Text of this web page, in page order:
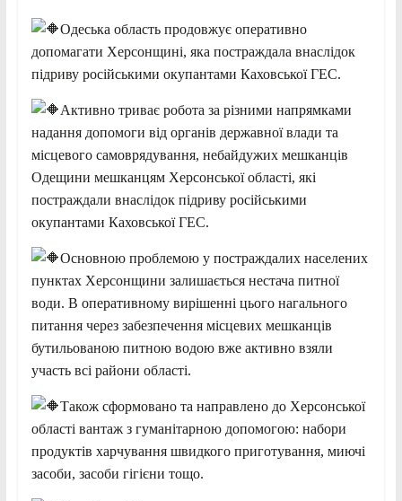
Одеська область продовжує оперативно
допомагати Херсонщині, яка постраждала внаслідок
підриву російськими окупантами КаховськоїГЕС.
Активно триває робота за різними напрямками
надання допомоги від органів державної влади та
місцевого самоврядування, небайдужих мешканців
Одещини мешканцям Херсонської області, які
постраждали внаслідок підриву російськими
окупантами Каховської ГЕС.
Основною проблемою у постраждалих населених
пунктах Херсонщини залишається нестача питної
води. В оперативному вирішенні цього нагального
питання через забезпечення місцевих мешканців
бутильованою питною водою вже активно взяли
участь всі райони області.
Також сформовано та направлено до Херсонської
області вантаж з гуманітарною допомогою: набори
продуктів харчування швидкого приготування, миючі
засоби, засоби гігієни тощо.